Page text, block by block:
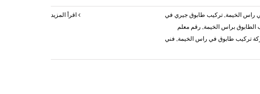
راس الخيمة, تركيب طابوق جيري في
الطابوق براس الخيمة, رقم معلم
تركيب طابوق في راس الخيمة, فني